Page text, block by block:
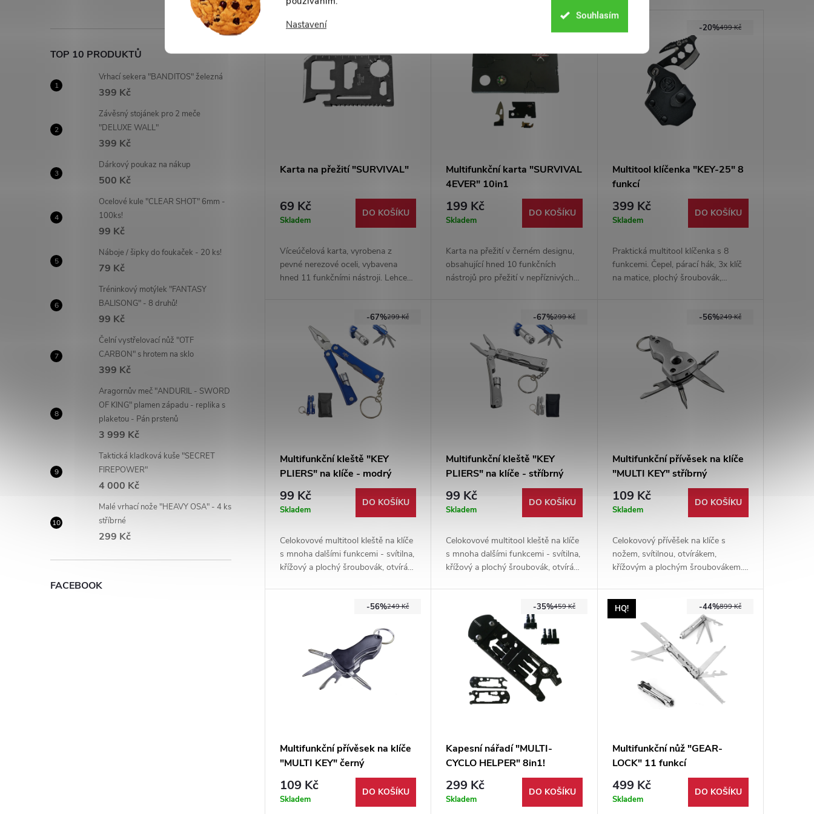
Nastavení
Souhlasím
TOP 10 PRODUKTŮ
Vrhací sekera "BANDITOS" železná
399 Kč
Závěsný stojánek pro 2 meče
"DELUXE WALL"
399 Kč
Dárkový poukaz na nákup
500 Kč
Ocelové kule "CLEAR SHOT" 6mm -
100ks!
99 Kč
Náboje / šipky do foukaček - 20 ks!
79 Kč
Tréninkový motýlek "FANTASY
BALISONG" - 8 druhů!
99 Kč
Čelní vystřelovací nůž "OTF
CARBON" s hrotem na sklo
399 Kč
Aragornův meč "ANDURIL - SWORD
OF KING" plamen západu - replika s
plaketou - Pán prstenů
3 999 Kč
Taktická kladková kuše "SECRET
FIREPOWER"
4 000 Kč
Malé vrhací nože "HEAVY OSA" - 4 ks
stříbrné
299 Kč
FACEBOOK
Karta na přežití "SURVIVAL"
69 Kč
Skladem
DO KOŠÍKU
Víceúčelová karta, vyrobena z
pevné nerezové oceli, vybavena
hned 11 funkčními nástroji. Lehce
Multifunkční karta "SURVIVAL
4EVER" 10in1
199 Kč
Skladem
DO KOŠÍKU
Karta na přežití v černém designu,
obsahující hned 10 funkčních
nástrojů pro přežití v nepříznivých
499 Kč
-20%
Multitool klíčenka "KEY-25" 8
funkcí
399 Kč
Skladem
DO KOŠÍKU
Praktická multitool klíčenka s 8
funkcemi. Čepel, párací hák, 3x klíč
na matice, plochý šroubovák,
299 Kč
-67%
Multifunkční kleště "KEY
PLIERS" na klíče - modrý
99 Kč
Skladem
DO KOŠÍKU
Celokovové multitool kleště na klíče
s mnoha dalšími funkcemi - svítilna,
křížový a plochý šroubovák, otvírák,
299 Kč
-67%
Multifunkční kleště "KEY
PLIERS" na klíče - stříbrný
99 Kč
Skladem
DO KOŠÍKU
Celokovové multitool kleště na klíče
s mnoha dalšími funkcemi - svítilna,
křížový a plochý šroubovák, otvírák,
249 Kč
-56%
Multifunkční přívěsek na klíče
"MULTI KEY" stříbrný
109 Kč
Skladem
DO KOŠÍKU
Celokovový přívěšek na klíče s
nožem, svítilnou, otvírákem,
křížovým a plochým šroubovákem.
249 Kč
-56%
Multifunkční přívěsek na klíče
"MULTI KEY" černý
109 Kč
Skladem
DO KOŠÍKU
459 Kč
-35%
Kapesní nářadí "MULTI-
CYCLO HELPER" 8in1!
299 Kč
Skladem
DO KOŠÍKU
HQ! 899 Kč
-44%
Multifunkční nůž "GEAR-
LOCK" 11 funkcí
499 Kč
Skladem
DO KOŠÍKU